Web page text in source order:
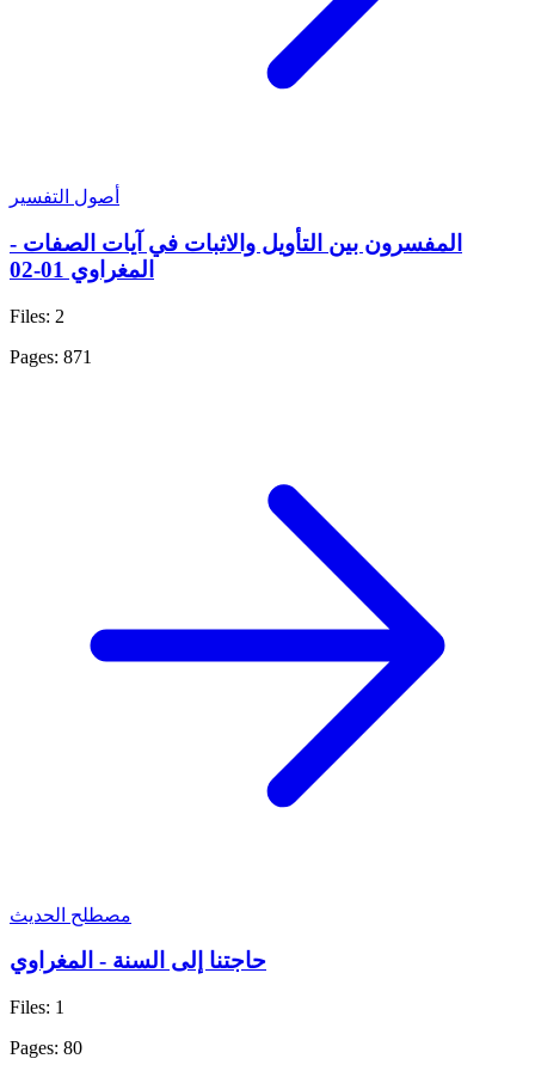
أصول التفسير
المفسرون بين التأويل والاثبات في آيات الصفات -
المغراوي 01-02
Files: 2
Pages: 871
مصطلح الحديث
حاجتنا إلى السنة - المغراوي
Files: 1
Pages: 80